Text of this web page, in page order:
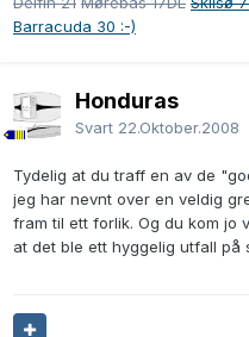
Barracuda 30 :-)
Honduras
Svart 22.Oktober.2008
Tydelig at du traff en av de
jeg har nevnt over en veldig
fram til ett forlik. Og du kom jo
at det ble ett hyggelig utfall på